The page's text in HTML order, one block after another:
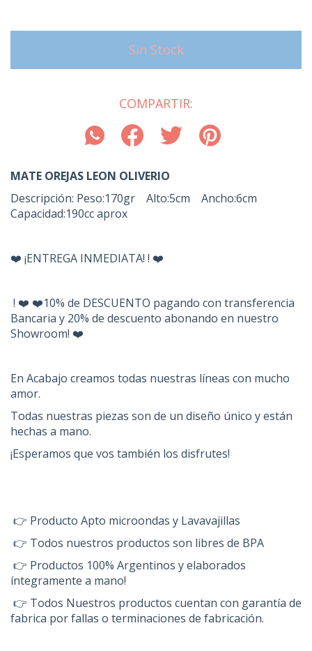
COMPARTIR:
MATE OREJAS LEON OLIVERIO
Descripción: Peso:170gr Alto:5cm Ancho:6cm
Capacidad:190cc aprox
❤️ ¡ENTREGA INMEDIATA! ! ❤️
! ❤️ ❤️10% de DESCUENTO pagando con transferencia
Bancaria y 20% de descuento abonando en nuestro
Showroom! ❤️
En Acabajo creamos todas nuestras líneas con mucho
amor.
Todas nuestras piezas son de un diseño único y están
hechas a mano.
¡Esperamos que vos también los disfrutes!
👉 Producto Apto microondas y Lavavajillas
👉 Todos nuestros productos son libres de BPA
👉 Productos 100% Argentinos y elaborados
íntegramente a mano!
👉 Todos Nuestros productos cuentan con garantía de
fabrica por fallas o terminaciones de fabricación.